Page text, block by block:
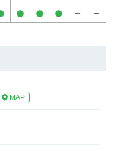
MAP